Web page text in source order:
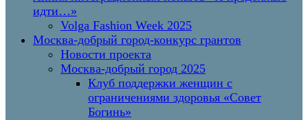
идти…»
Volga Fashion Week 2025
Москва-добрый город-конкурс грантов
Новости проекта
Москва-добрый город 2025
Клуб поддержки женщин с
ограничениями здоровья «Совет
Богинь»